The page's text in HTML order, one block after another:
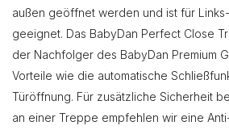
außen geöffnet werden und ist für
geeignet. Das BabyDan Perfect Close
der Nachfolger des BabyDan Premium
Vorteile wie die automatische
Türöffnung. Für zusätzliche Sicherheit
an einer Treppe empfehlen wir eine